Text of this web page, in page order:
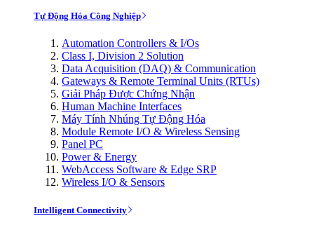
Tự Động Hóa Công Nghiệp
Automation Controllers & I/Os
Class I, Division 2 Solution
Data Acquisition (DAQ) & Communication
Gateways & Remote Terminal Units (RTUs)
Giải Pháp Được Chứng Nhận
Human Machine Interfaces
Máy Tính Nhúng Tự Động Hóa
Module Remote I/O & Wireless Sensing
Panel PC
Power & Energy
WebAccess Software & Edge SRP
Wireless I/O & Sensors
Intelligent Connectivity